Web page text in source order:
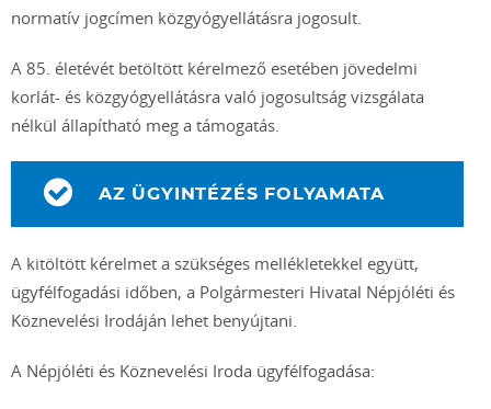
normatív jogcímen közgyógyellátásra jogosult.
A 85. életévét betöltött kérelmező esetében jövedelmi
korlát- és közgyógyellátásra való jogosultság vizsgálata
nélkül állapítható meg a támogatás.
AZ ÜGYINTÉZÉS FOLYAMATA
A kitöltött kérelmet a szükséges mellékletekkel együtt,
ügyfélfogadási időben, a Polgármesteri Hivatal Népjóléti és
Köznevelési Irodáján lehet benyújtani.
A Népjóléti és Köznevelési Iroda ügyfélfogadása: